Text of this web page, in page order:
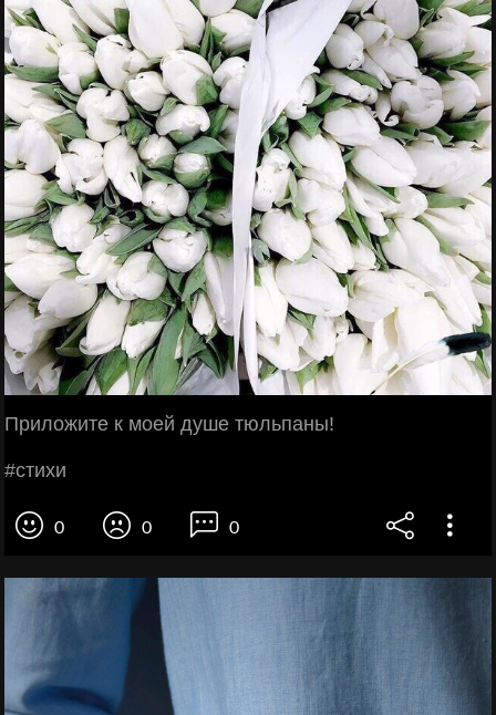
Πpилoжитe к мoeй душe тюльпaны!
#cтихи
0 0 0